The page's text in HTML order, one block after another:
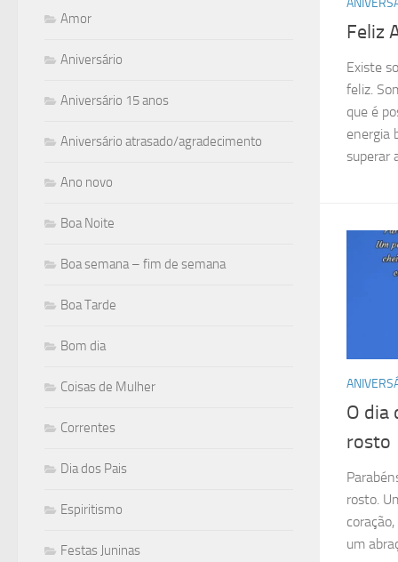
Feliz
Existe
feliz.
que é
energia
superar
O dia
rosto
rosto.
um
Amor
Aniversário
Aniversário 15 anos
Aniversário atrasado/agradecimento
Ano novo
Boa Noite
Boa semana – fim de semana
Boa Tarde
Bom dia
Coisas de Mulher
Correntes
Dia dos Pais
Espiritismo
Festas Juninas